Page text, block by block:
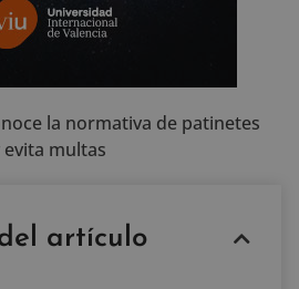
la normativa de patinetes
evita multas
artículo